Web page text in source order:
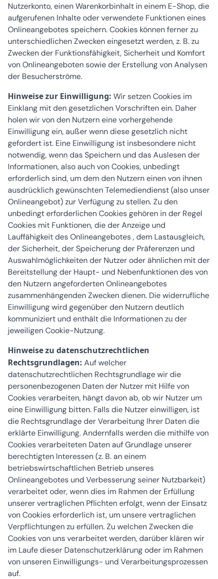
Nutzerkonto, einen Warenkorbinhalt in einem E-Shop, die
aufgerufenen Inhalte oder verwendete Funktionen eines
Onlineangebotes speichern. Cookies können ferner zu
unterschiedlichen Zwecken eingesetzt werden, z. B. zu
Zwecken der Funktionsfähigkeit, Sicherheit und Komfort
von Onlineangeboten sowie der Erstellung von Analysen
der Besucherströme.
Hinweise zur Einwilligung: Wir setzen Cookies im
Einklang mit den gesetzlichen Vorschriften ein. Daher
holen wir von den Nutzern eine vorhergehende
Einwilligung ein, außer wenn diese gesetzlich nicht
gefordert ist. Eine Einwilligung ist insbesondere nicht
notwendig, wenn das Speichern und das Auslesen der
Informationen, also auch von Cookies, unbedingt
erforderlich sind, um dem den Nutzern einen von ihnen
ausdrücklich gewünschten Telemediendienst (also unser
Onlineangebot) zur Verfügung zu stellen. Zu den
unbedingt erforderlichen Cookies gehören in der Regel
Cookies mit Funktionen, die der Anzeige und
Lauffähigkeit des Onlineangebotes , dem Lastausgleich,
der Sicherheit, der Speicherung der Präferenzen und
Auswahlmöglichkeiten der Nutzer oder ähnlichen mit der
Bereitstellung der Haupt- und Nebenfunktionen des von
den Nutzern angeforderten Onlineangebotes
zusammenhängenden Zwecken dienen. Die widerrufliche
Einwilligung wird gegenüber den Nutzern deutlich
kommuniziert und enthält die Informationen zu der
jeweiligen Cookie-Nutzung.
Hinweise zu datenschutzrechtlichen
Rechtsgrundlagen: Auf welcher
datenschutzrechtlichen Rechtsgrundlage wir die
personenbezogenen Daten der Nutzer mit Hilfe von
Cookies verarbeiten, hängt davon ab, ob wir Nutzer um
eine Einwilligung bitten. Falls die Nutzer einwilligen, ist
die Rechtsgrundlage der Verarbeitung Ihrer Daten die
erklärte Einwilligung. Andernfalls werden die mithilfe von
Cookies verarbeiteten Daten auf Grundlage unserer
berechtigten Interessen (z. B. an einem
betriebswirtschaftlichen Betrieb unseres
Onlineangebotes und Verbesserung seiner Nutzbarkeit)
verarbeitet oder, wenn dies im Rahmen der Erfüllung
unserer vertraglichen Pflichten erfolgt, wenn der Einsatz
von Cookies erforderlich ist, um unsere vertraglichen
Verpflichtungen zu erfüllen. Zu welchen Zwecken die
Cookies von uns verarbeitet werden, darüber klären wir
im Laufe dieser Datenschutzerklärung oder im Rahmen
von unseren Einwilligungs- und Verarbeitungsprozessen
auf.